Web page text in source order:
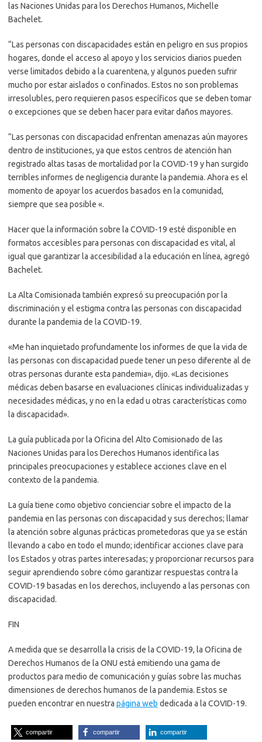
las Naciones Unidas para los Derechos Humanos, Michelle
Bachelet.
“Las personas con discapacidades están en peligro en sus propios
hogares, donde el acceso al apoyo y los servicios diarios pueden
verse limitados debido a la cuarentena, y algunos pueden sufrir
mucho por estar aislados o confinados. Estos no son problemas
irresolubles, pero requieren pasos específicos que se deben tomar
o excepciones que se deben hacer para evitar daños mayores.
“Las personas con discapacidad enfrentan amenazas aún mayores
dentro de instituciones, ya que estos centros de atención han
registrado altas tasas de mortalidad por la COVID-19 y han surgido
terribles informes de negligencia durante la pandemia. Ahora es el
momento de apoyar los acuerdos basados ​​en la comunidad,
siempre que sea posible «.
Hacer que la información sobre la COVID-19 esté disponible en
formatos accesibles para personas con discapacidad es vital, al
igual que garantizar la accesibilidad a la educación en línea, agregó
Bachelet.
La Alta Comisionada también expresó su preocupación por la
discriminación y el estigma contra las personas con discapacidad
durante la pandemia de la COVID-19.
«Me han inquietado profundamente los informes de que la vida de
las personas con discapacidad puede tener un peso diferente al de
otras personas durante esta pandemia», dijo. «Las decisiones
médicas deben basarse en evaluaciones clínicas individualizadas y
necesidades médicas, y no en la edad u otras características como
la discapacidad».
La guía publicada por la Oficina del Alto Comisionado de las
Naciones Unidas para los Derechos Humanos identifica las
principales preocupaciones y establece acciones clave en el
contexto de la pandemia.
La guía tiene como objetivo concienciar sobre el impacto de la
pandemia en las personas con discapacidad y sus derechos; llamar
la atención sobre algunas prácticas prometedoras que ya se están
llevando a cabo en todo el mundo; identificar acciones clave para
los Estados y otras partes interesadas; y proporcionar recursos para
seguir aprendiendo sobre cómo garantizar respuestas contra la
COVID-19 basadas en los derechos, incluyendo a las personas con
discapacidad.
FIN
A medida que se desarrolla la crisis de la COVID-19, la Oficina de
Derechos Humanos de la ONU está emitiendo una gama de
productos para medio de comunicación y guías sobre las muchas
dimensiones de derechos humanos de la pandemia. Estos se
pueden encontrar en nuestra página web dedicada a la COVID-19.
compartir compartir compartir